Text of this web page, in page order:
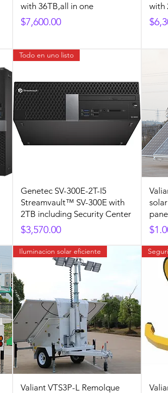
with 36TB,all in one
Precio
$7,600.00
with
Todo en uno listo
Genetec SV-300E-2T-I5
Streamvault™ SV-300E with
2TB including Security Center
Precio
$3,570.00
Iluminacion solar eficiente
Valiant VTS3P-L Remolque